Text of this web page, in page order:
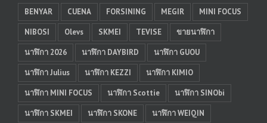
BENYAR CUENA FORSINING MEGIR
MINI FOCUS
NIBOSI
Olevs SKMEI TEVISE
ขายนาฬิกา
นาฬิกา 2026
นาฬิกา DAYBIRD
นาฬิกา GUOU
นาฬิกา Julius
นาฬิกา KEZZI
นาฬิกา KIMIO
นาฬิกา MINI FOCUS
นาฬิกา Scottie
นาฬิกา SINObi
นาฬิกา SKMEI
นาฬิกา SKONE
นาฬิกา WEIQIN